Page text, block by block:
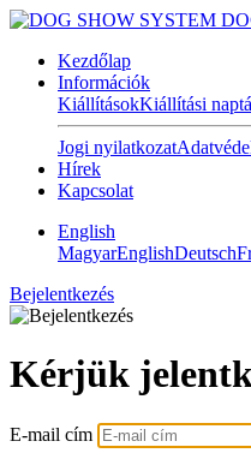
Kezdőlap
Információk
KiállításokKiállítási
Jogi nyilatkozat
Hírek
Kapcsolat
English
MagyarEnglishDeutsch
Bejelentkezés
Kérjük
E-mail cím